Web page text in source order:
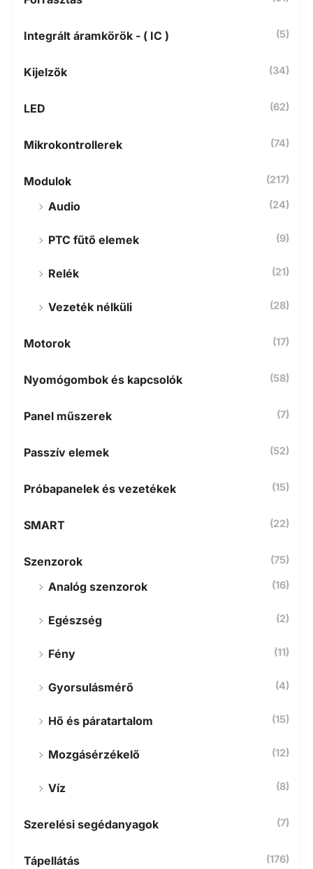
Integrált áramkörök - ( IC ) (5)
Kijelzők (34)
LED (62)
Mikrokontrollerek (74)
Modulok (217)
Audio (24)
PTC fűtő elemek (9)
Relék (21)
Vezeték nélküli (28)
Motorok (17)
Nyomógombok és kapcsolók (58)
Panel műszerek (7)
Passzív elemek (52)
Próbapanelek és vezetékek (15)
SMART (22)
Szenzorok (75)
Analóg szenzorok (16)
Egészség (2)
Fény (11)
Gyorsulásmérő (4)
Hő és páratartalom (15)
Mozgásérzékelő (12)
Víz (8)
Szerelési segédanyagok (7)
Tápellátás (176)